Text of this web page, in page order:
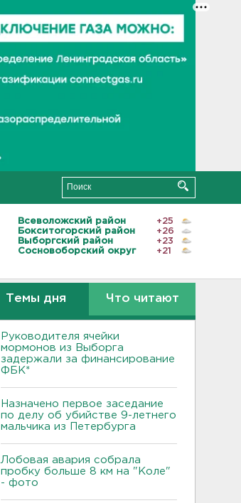
Всеволожский район
+25
Бокситогорский район
+26
Выборгский район
+23
Сосновоборский округ
+21
Темы дня Что читают
Руководителя ячейки
мормонов из Выборга
задержали за финансирование
ФБК*
Назначено первое заседание
по делу об убийстве 9-летнего
мальчика из Петербурга
Лобовая авария собрала
пробку больше 8 км на "Коле"
- фото